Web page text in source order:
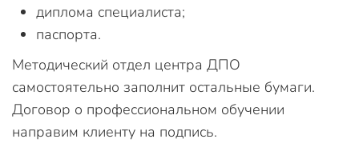
диплома специалиста;
паспорта.
Методический отдел центра ДПО
самостоятельно заполнит остальные бумаги.
Договор о профессиональном обучении
направим клиенту на подпись.